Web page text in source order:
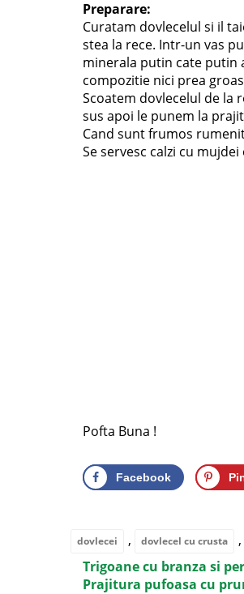
Preparare:
Curatam dovlecelul si il
stea la rece. Intr-un vas
minerala putin cate putin
compozitie nici prea
Scoatem dovlecelul de la
sus apoi le punem la
Cand sunt frumos
Se servesc calzi cu
Pofta Buna !
Facebook
dovlecei , dovlecel cu crusta ,
Trigoane cu branza si
Prajitura pufoasa cu